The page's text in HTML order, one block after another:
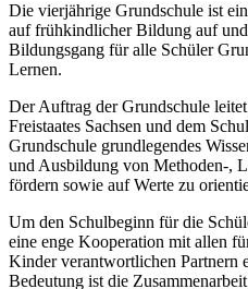
Die vierjährige Grundschule ist
auf frühkindlicher Bildung auf
Bildungsgang für alle Schüler
Lernen.
Der Auftrag der Grundschule
Freistaates Sachsen und dem
Grundschule grundlegendes
und Ausbildung von Methoden-,
fördern sowie auf Werte zu
Um den Schulbeginn für die
eine enge Kooperation mit allen
Kinder verantwortlichen Partnern
Bedeutung ist die